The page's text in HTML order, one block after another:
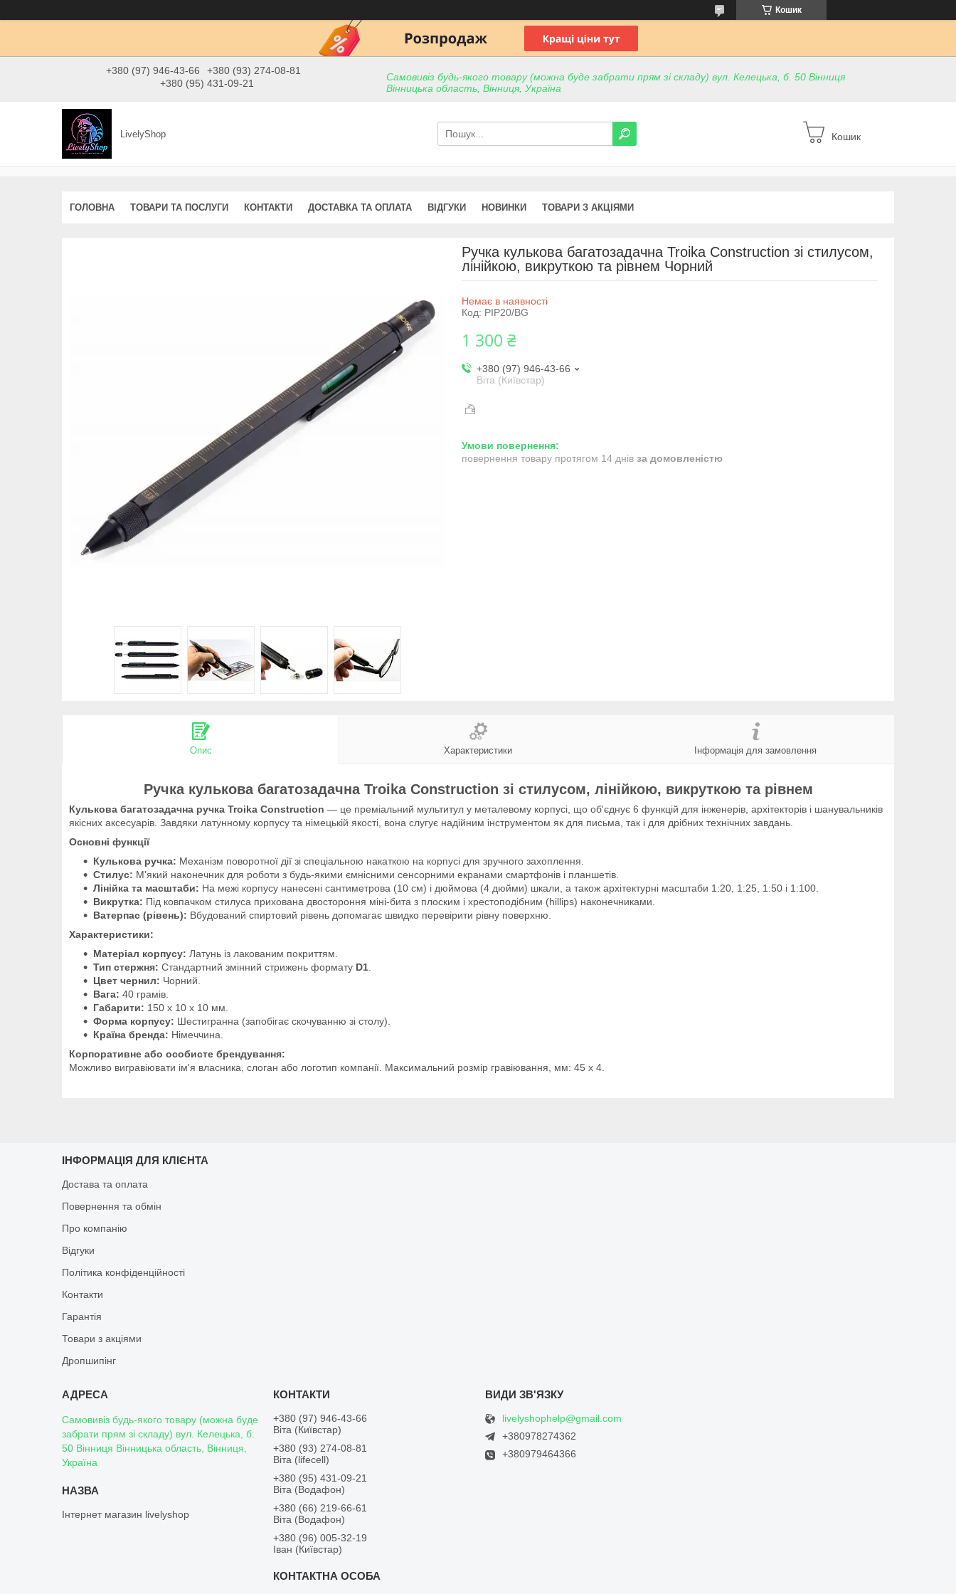
Кошик
+380 (97) 946-43-66
+380 (93) 274-08-81
+380 (95) 431-09-21
Самовивіз будь-якого товару (можна буде забрати прям зі складу) вул. Келецька, б. 50 Вінниця
Вінницька область, Вінниця, Україна
LivelyShop Кошик
ГОЛОВНА ТОВАРИ ТА ПОСЛУГИ КОНТАКТИ ДОСТАВКА ТА ОПЛАТА ВІДГУКИ НОВИНКИ ТОВАРИ З АКЦІЯМИ
Ручка кулькова багатозадачна Troika Construction зі стилусом,
лінійкою, викруткою та рівнем Чорний
Немає в наявності
Код: PIP20/BG
1 300 ₴
+380 (97) 946-43-66
Віта (Київстар)
повернення товару протягом 14 днів за домовленістю
Опис Характеристики Інформація для замовлення
Ручка кулькова багатозадачна Troika Construction зі стилусом, лінійкою, викруткою та рівнем
Кулькова багатозадачна ручка Troika Construction — це преміальний мультитул у металевому корпусі, що об'єднує 6 функцій для інженерів, архітекторів і шанувальників
якісних аксесуарів. Завдяки латунному корпусу та німецькій якості, вона слугує надійним інструментом як для письма, так і для дрібних технічних завдань.
Основні функції
Кулькова ручка: Механізм поворотної дії зі спеціальною накаткою на корпусі для зручного захоплення.
Стилус: М'який наконечник для роботи з будь-якими ємнісними сенсорними екранами смартфонів і планшетів.
Лінійка та масштаби: На межі корпусу нанесені сантиметрова (10 см) і дюймова (4 дюйми) шкали, а також архітектурні масштаби 1:20, 1:25, 1:50 і 1:100.
Викрутка: Під ковпачком стилуса прихована двостороння міні-бита з плоским і хрестоподібним (hillips) наконечниками.
Ватерпас (рівень): Вбудований спиртовий рівень допомагає швидко перевірити рівну поверхню.
Характеристики:
Матеріал корпусу: Латунь із лакованим покриттям.
Тип стержня: Стандартний змінний стрижень формату D1.
Цвет чернил: Чорний.
Вага: 40 грамів.
Габарити: 150 x 10 x 10 мм.
Форма корпусу: Шестигранна (запобігає скочуванню зі столу).
Країна бренда: Німеччина.
Корпоративне або особисте брендування:
Можливо вигравіювати ім'я власника, слоган або логотип компанії. Максимальний розмір гравіювання, мм: 45 х 4.
ІНФОРМАЦІЯ ДЛЯ КЛІЄНТА
Достава та оплата
Повернення та обмін
Про компанію
Відгуки
Політика конфіденційності
Контакти
Гарантія
Товари з акціями
Дропшипінг
Самовивіз будь-якого товару (можна буде
забрати прям зі складу) вул. Келецька, б.
50 Вінниця Вінницька область, Вінниця,
Україна
Інтернет магазин livelyshop
+380 (97) 946-43-66
Віта (Київстар)
+380 (93) 274-08-81
Віта (lifecell)
+380 (95) 431-09-21
Віта (Водафон)
+380 (66) 219-66-61
Віта (Водафон)
+380 (96) 005-32-19
Іван (Київстар)
livelyshophelp@gmail.com
+380978274362
+380979464366